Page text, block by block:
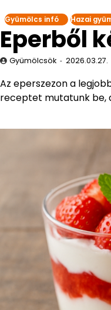
Gyümölcs infó Hazai
Eperből
Gyümölcsök 2026.03.27.
Az eperszezon a
receptet mutatunk be,